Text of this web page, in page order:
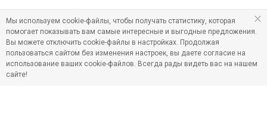
Мы используем cookie-файлы, чтобы получать статистику, которая
помогает показывать вам самые интересные и выгодные предложения.
Вы можете отключить cookie-файлы в настройках. Продолжая
пользоваться сайтом без изменения настроек, вы даете согласие на
использование ваших cookie-файлов. Всегда рады видеть вас на нашем
сайте!